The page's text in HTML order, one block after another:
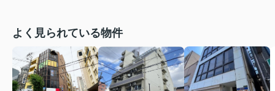
よく見られている物件